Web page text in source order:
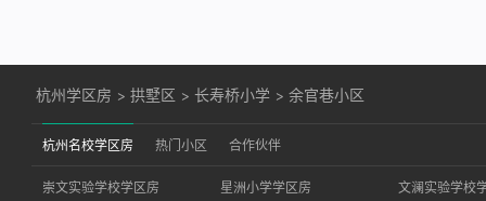
杭州学区房 >拱墅区 >长寿桥小学 >余官巷小区
杭州名校学区房 热门小区 合作伙伴
崇文实验学校学区房 星洲小学学区房 文澜实验学校